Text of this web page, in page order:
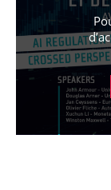
Jan Ceyssens
Download
Li Xuchun